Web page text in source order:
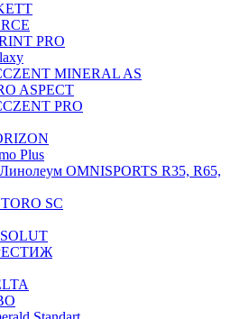
PRO
MINERAL AS
ASPECT
PRO
Plus
OMNISPORTS R35, R65,
SC